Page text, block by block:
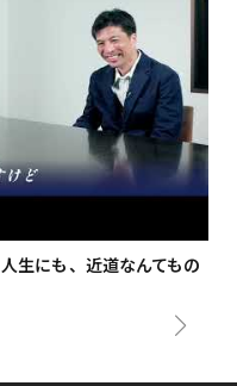
生にも、近道なんてもの